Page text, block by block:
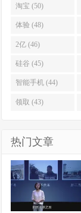
淘宝 (50)
体验 (48)
2亿 (46)
硅谷 (45)
智能手机 (44)
领取 (43)
热门文章